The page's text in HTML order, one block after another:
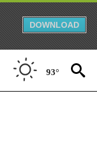
DOWNLOAD
93°